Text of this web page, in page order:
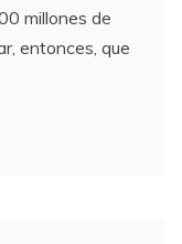
millones de
entonces, que